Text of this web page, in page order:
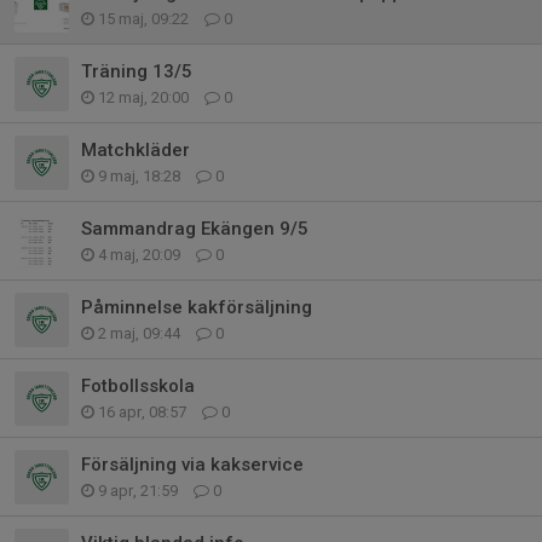
15 maj, 09:22 0
Träning 13/5
12 maj, 20:00 0
Matchkläder
9 maj, 18:28 0
Sammandrag Ekängen 9/5
4 maj, 20:09 0
Påminnelse kakförsäljning
2 maj, 09:44 0
Fotbollsskola
16 apr, 08:57 0
Försäljning via kakservice
9 apr, 21:59 0